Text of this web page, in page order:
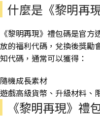
什麼是《黎明再
《黎明再現》禮包碼是官
放的福利代碼，兌換後獎勵
知代碼，通常可以獲得：
隨機成長素材
遊戲高級貨幣、升級材料、
《黎明再現》禮